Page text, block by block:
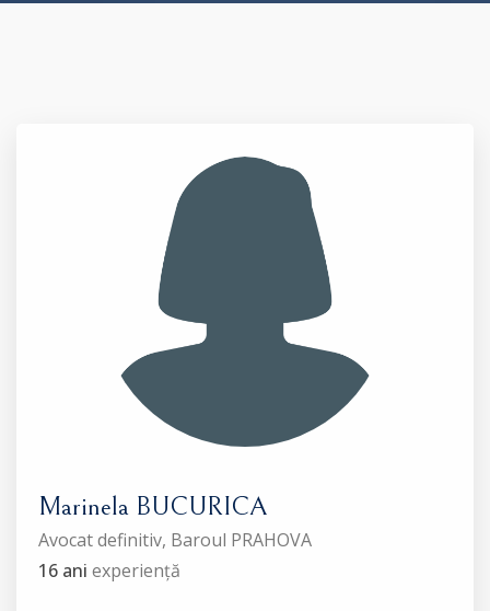
Marinela BUCURICA
Avocat definitiv, Baroul PRAHOVA
16 ani experiență